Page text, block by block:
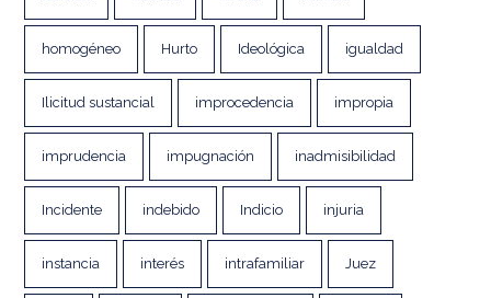
homogéneo Hurto Ideológica igualdad
Ilicitud sustancial improcedencia impropia
imprudencia impugnación inadmisibilidad
Incidente indebido Indicio injuria
instancia interés intrafamiliar Juez